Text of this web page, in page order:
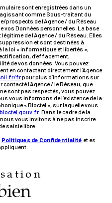
sont enregistrées dans un
comme Sous-traitant du
prospects de l'Agence / du Réseau
vos Données personnelles. La base
de l'Agence / du Réseau. Elles
et sont destinées à
la loi « informatique et libertés »,
d’effacement,
de vos données. Vous pouvez
en contactant directement l’Agence
frpour plus d’informations sur
l'Agence / le Réseau, que
sont pas respectés, vous pouvez
vous informons de l’existence de la
« Bloctel », sur laquelle vous
. Dans le cadre de la
vous invitons à ne pas inscrire
saisie libre.
Politiques de Confidentialité et es